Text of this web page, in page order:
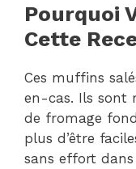
Pourquoi
Cette
Ces muffins
en-cas. Ils sont
de fromage
plus d’être
sans effort